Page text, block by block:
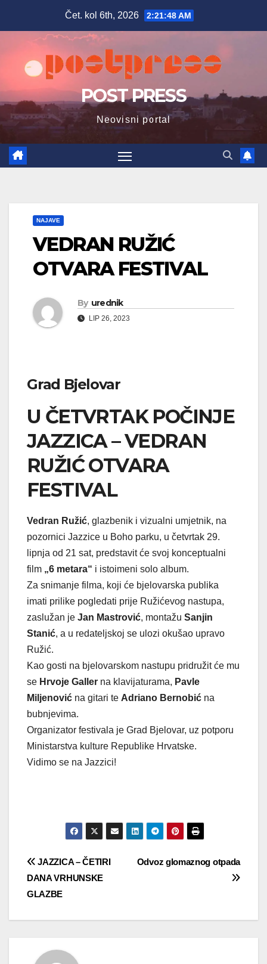
Čet. kol 6th, 2026 2:21:49 AM
POST PRESS
Neovisni portal
NAJAVE
VEDRAN RUŽIĆ
OTVARA FESTIVAL
By urednik
LIP 26, 2023
Grad Bjelovar
U ČETVRTAK POČINJE
JAZZICA – VEDRAN
RUŽIĆ OTVARA
FESTIVAL
Vedran Ružić, glazbenik i vizualni umjetnik, na
pozornici Jazzice u Boho parku, u četvrtak 29.
lipnja od 21 sat, predstavit će svoj konceptualni
film „6 metara“ i istoimeni solo album.
Za snimanje filma, koji će bjelovarska publika
imati prilike pogledati prije Ružićevog nastupa,
zaslužan je Jan Mastrović, montažu Sanjin
Stanić, a u redateljskoj se ulozi okušao upravo
Ružić.
Kao gosti na bjelovarskom nastupu pridružit će mu
se Hrvoje Galler na klavijaturama, Pavle
Miljenović na gitari te Adriano Bernobić na
bubnjevima.
Organizator festivala je Grad Bjelovar, uz potporu
Ministarstva kulture Republike Hrvatske.
Vidimo se na Jazzici!
Navigacija
objava
Odvoz glomaznog otpada
JAZZICA – ČETIRI
DANA VRHUNSKE
GLAZBE